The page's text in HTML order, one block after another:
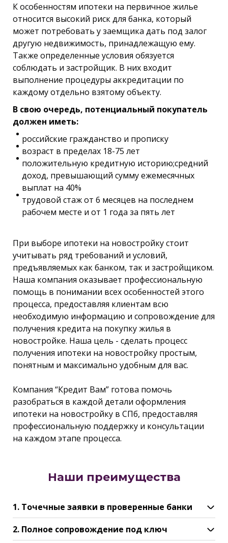
К особенностям ипотеки на первичное жилье
относится высокий риск для банка, который
может потребовать у заемщика дать под залог
другую недвижимость, принадлежащую ему.
Также определенные условия обязуется
соблюдать и застройщик. В них входит
выполнение процедуры аккредитации по
каждому отдельно взятому объекту.
В свою очередь, потенциальный покупатель
должен иметь:
российские гражданство и прописку
возраст в пределах 18-75 лет
положительную кредитную историю;средний
доход, превышающий сумму ежемесячных
выплат на 40%
трудовой стаж от 6 месяцев на последнем
рабочем месте и от 1 года за пять лет
При выборе ипотеки на новостройку стоит
учитывать ряд требований и условий,
предъявляемых как банком, так и застройщиком.
Наша компания оказывает профессиональную
помощь в понимании всех особенностей этого
процесса, предоставляя клиентам всю
необходимую информацию и сопровождение для
получения кредита на покупку жилья в
новостройке. Наша цель - сделать процесс
получения ипотеки на новостройку простым,
понятным и максимально удобным для вас.
Компания “Кредит Вам” готова помочь
разобраться в каждой детали оформления
ипотеки на новостройку в СПб, предоставляя
профессиональную поддержку и консультации
на каждом этапе процесса.
Наши преимущества
1. Точечные заявки в проверенные банки
2. Полное сопровождение под ключ